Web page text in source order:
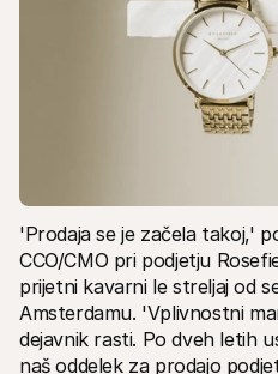
'Prodaja se je začela takoj,'
CCO/CMO pri podjetju
prijetni kavarni le streljaj od
Amsterdamu. 'Vplivnostni
dejavnik rasti. Po dveh letih
naš oddelek za prodajo